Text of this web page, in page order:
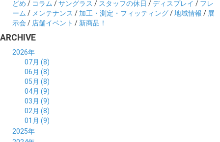
どめ / コラム /サングラス / スタッフの休日 /ディスプレイ / フレ
ーム / メンテナンス / 加工・測定・フィッティング/地域情報 / 展
示会 / 店舗イベント / 新商品！
ARCHIVE
2026年
07月 (8)
06月 (8)
05月 (8)
04月 (9)
03月 (9)
02月 (8)
01月 (9)
2025年